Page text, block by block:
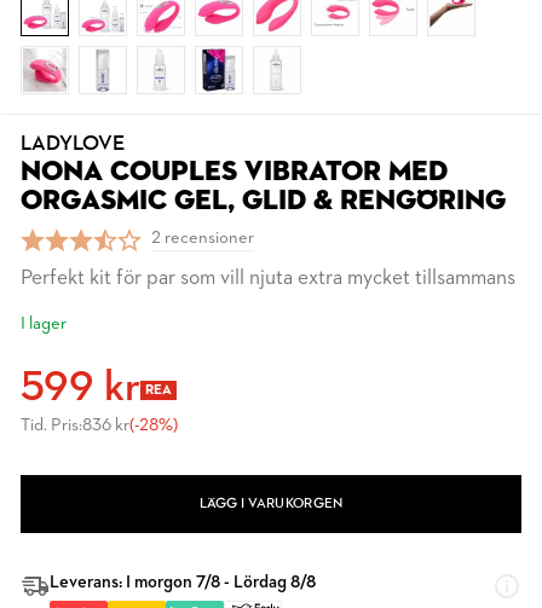
LADYLOVE
NONA COUPLES VIBRATOR MED
ORGASMIC GEL, GLID & RENGÖRING
2 recensioner
Perfekt kit för par som vill njuta extra mycket tillsammans
I lager
599 kr REA
Tid. Pris:836 kr(-28%)
LÄGG I VARUKORGEN
Leverans: I morgon 7/8 - Lördag 8/8